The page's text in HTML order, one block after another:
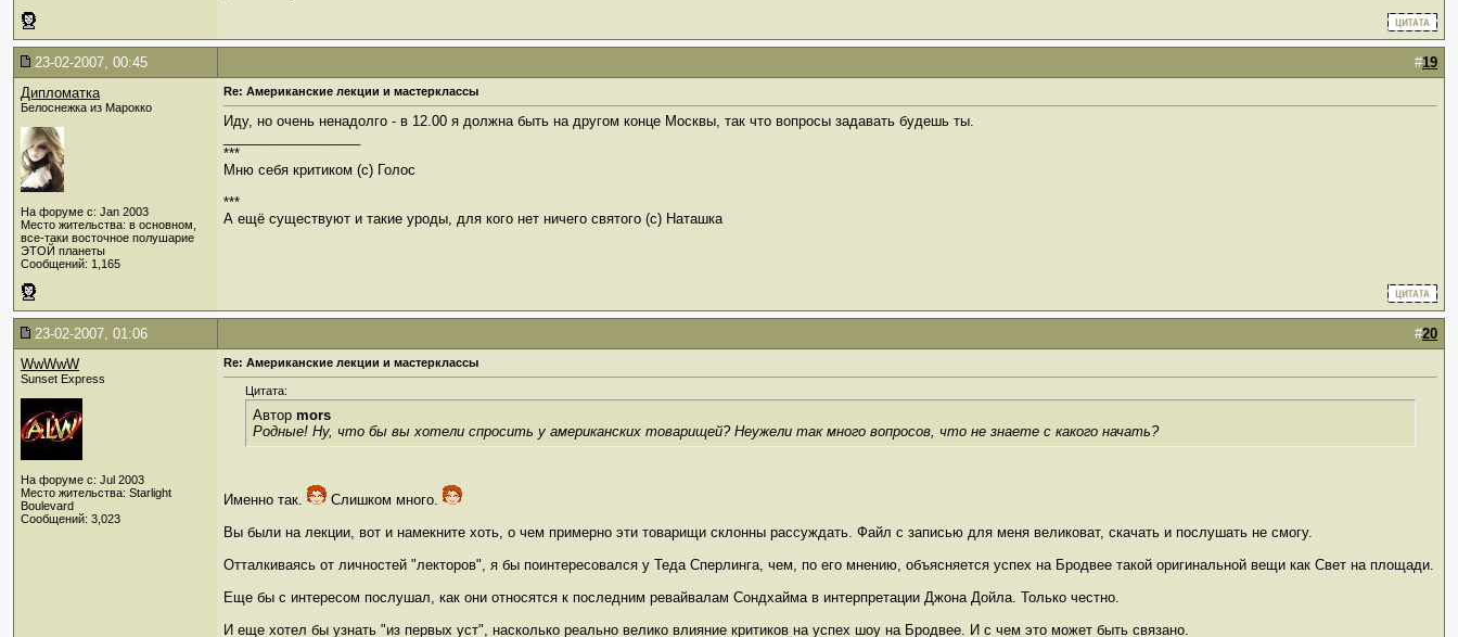
23-02-2007, 00:45 #19
Дипломатка
Белоснежка из Марокко
На форуме с: Jan 2003
Место жительства: в основном,
все-таки восточное полушарие
ЭТОЙ планеты
Сообщений: 1,165
Re: Американские лекции и мастерклассы
Иду, но очень ненадолго - в 12.00 я должна быть на другом конце Москвы, так что вопросы задавать будешь ты.
***
Мню себя критиком (c) Голос
***
А ещё существуют и такие уроды, для кого нет ничего святого (с) Наташка
23-02-2007, 01:06 #20
WwWwW
Sunset Express
На форуме с: Jul 2003
Место жительства: Starlight
Boulevard
Сообщений: 3,023
Re: Американские лекции и мастерклассы
Цитата:
Автор mors
Родные! Ну, что бы вы хотели спросить у американских товарищей? Неужели так много вопросов, что не знаете с какого начать?
Именно так.
Слишком много.
Вы были на лекции, вот и намекните хоть, о чем примерно эти товарищи склонны рассуждать. Файл с записью для меня великоват, скачать и послушать не смогу.
Отталкиваясь от личностей "лекторов", я бы поинтересовался у Теда Сперлинга, чем, по его мнению, объясняется успех на Бродвее такой оригинальной вещи как Свет на площади.
Еще бы с интересом послушал, как они относятся к последним ревайвалам Сондхайма в интерпретации Джона Дойла. Только честно.
И еще хотел бы узнать "из первых уст", насколько реально велико влияние критиков на успех шоу на Бродвее. И с чем это может быть связано.